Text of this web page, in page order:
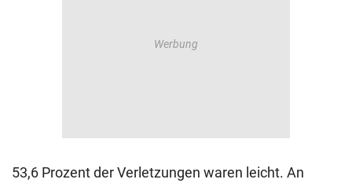
53,6 Prozent der Verletzungen waren leicht. An